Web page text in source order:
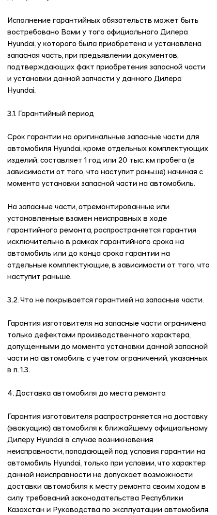
Исполнение гарантийных обязательств может быть
востребовано Вами у того официального Дилера
Hyundai, у которого была приобретена и установлена
запасная часть, при предъявлении документов,
подтверждающих факт приобретения запасной части
и установки данной запчасти у данного Дилера
Hyundai.
3.1. Гарантийный период
Срок гарантии на оригинальные запасные части для
автомобиля Hyundai, кроме отдельных комплектующих
изделий, составляет 1 год или 20 тыс. км пробега (в
зависимости от того, что наступит раньше) начиная с
момента установки запасной части на автомобиль.
На запасные части, отремонтированные или
установленные взамен неисправных в ходе
гарантийного ремонта, распространяется гарантия
исключительно в рамках гарантийного срока на
автомобиль или до конца срока гарантии на
отдельные комплектующие, в зависимости от того, что
наступит раньше.
3.2. Что не покрывается гарантией на запасные части.
Гарантия изготовителя на запасные части ограничена
только дефектами производственного характера,
допущенными до момента установки данной запасной
части на автомобиль с учетом ограничений, указанных
в п. 1.3.
4. Доставка автомобиля до места ремонта
Гарантия изготовителя распространяется на доставку
(эвакуацию) автомобиля к ближайшему официальному
Дилеру Hyundai в случае возникновения
неисправности, попадающей под условия гарантии на
автомобиль Hyundai, только при условии, что характер
данной неисправности не допускает возможности
доставки автомобиля к месту ремонта своим ходом в
силу требований законодательства Республики
Казахстан и Руководства по эксплуатации автомобиля.